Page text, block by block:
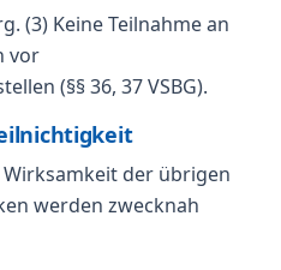
(3) Keine Teilnahme an
vor
(§§ 36, 37 VSBG).
der übrigen
werden zwecknah